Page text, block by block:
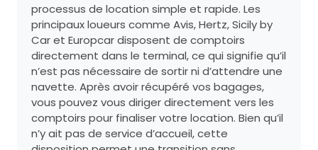
processus de location simple et rapide. Les
principaux loueurs comme Avis, Hertz, Sicily by
Car et Europcar disposent de comptoirs
directement dans le terminal, ce qui signifie qu’il
n’est pas nécessaire de sortir ni d’attendre une
navette. Après avoir récupéré vos bagages,
vous pouvez vous diriger directement vers les
comptoirs pour finaliser votre location. Bien qu’il
n’y ait pas de service d’accueil, cette